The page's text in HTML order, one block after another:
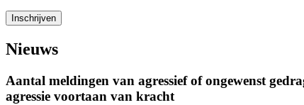
Nieuws
Aantal meldingen van agressief of ongewenst
agressie voortaan van kracht